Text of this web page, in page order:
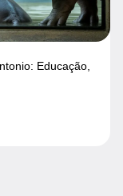
Educação,